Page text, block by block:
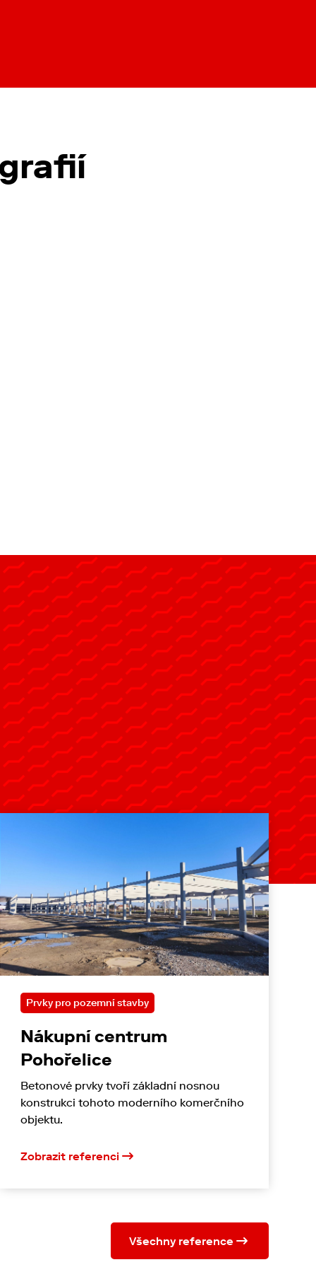
Prvky pro pozemní stavby
Nákupní centrum
Pohořelice
Betonové prvky tvoří základní nosnou
konstrukci tohoto moderního komerčního
objektu.
Zobrazit referenci
Všechny reference